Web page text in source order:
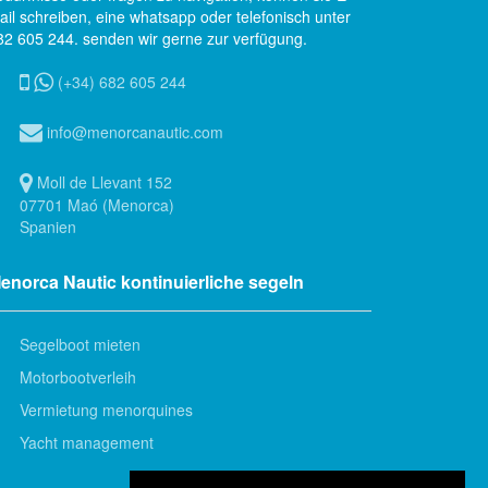
schreiben, eine whatsapp oder telefonisch unter
605 244. senden wir gerne zur verfügung.
(+34) 682 605 244
info@menorcanautic.com
Moll de Llevant 152
07701 Maó (Menorca)
Spanien
Nautic kontinuierliche segeln
Segelboot mieten
Motorbootverleih
Vermietung menorquines
Yacht management